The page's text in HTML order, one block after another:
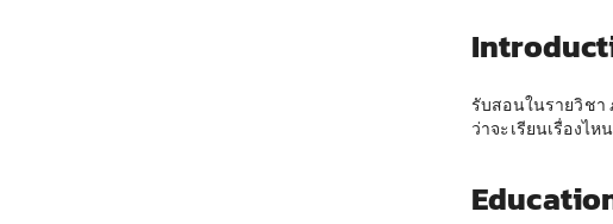
รับสอนในรายวิชา
ว่าจะเรียนเรื่องไ